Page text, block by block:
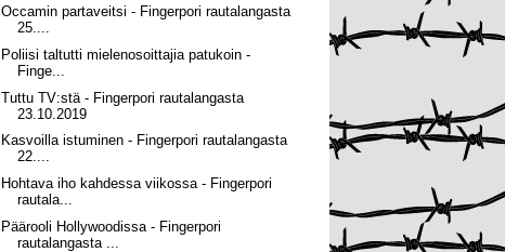
Occamin partaveitsi - Fingerpori rautalangasta
25....
Poliisi taltutti mielenosoittajia patukoin -
Finge...
Tuttu TV:stä - Fingerpori rautalangasta
23.10.2019
Kasvoilla istuminen - Fingerpori rautalangasta
22....
Hohtava iho kahdessa viikossa - Fingerpori
rautala...
Päärooli Hollywoodissa - Fingerpori
rautalangasta ...